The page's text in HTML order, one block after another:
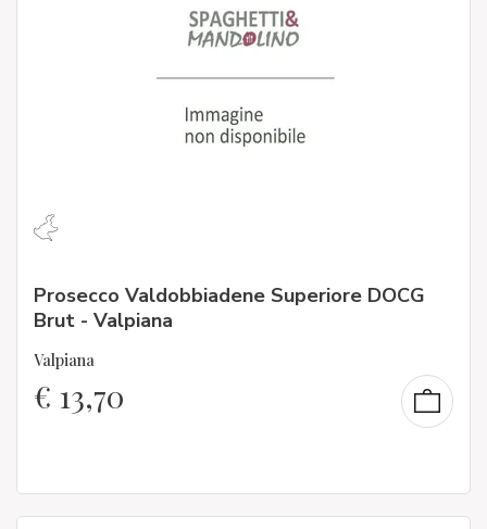
Prosecco Valdobbiadene Superiore DOCG
Brut - Valpiana
Valpiana
€ 13,70